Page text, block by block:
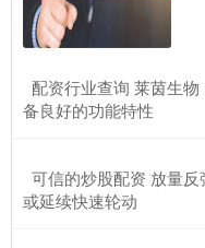
配资行业查询 莱茵生
备良好的功能特性
可信的炒股配资 放量
或延续快速轮动